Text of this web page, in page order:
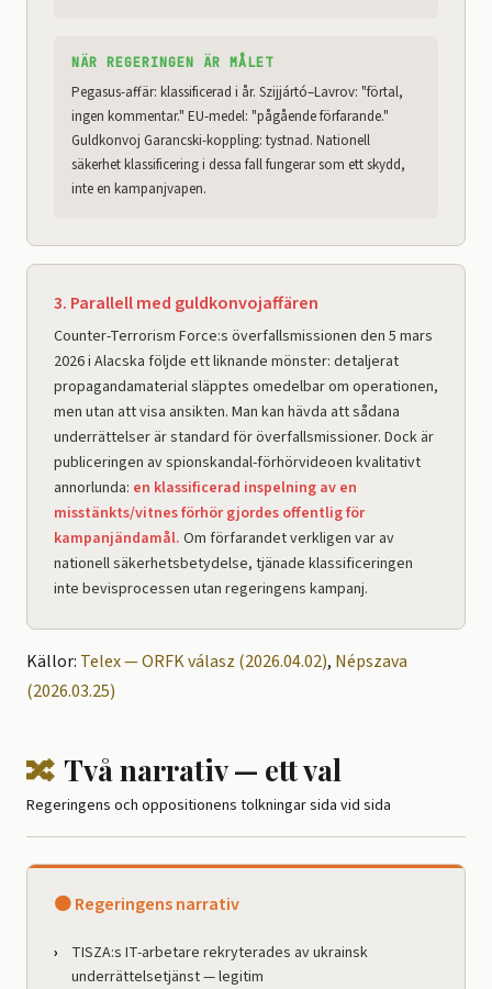
NÄR REGERINGEN ÄR MÅLET
Pegasus-affär: klassificerad i år. Szijjártó–Lavrov: "förtal,
ingen kommentar." EU-medel: "pågående förfarande."
Guldkonvoj Garancski-koppling: tystnad. Nationell
säkerhet klassificering i dessa fall fungerar som ett skydd,
inte en kampanjvapen.
3. Parallell med guldkonvojaffären
Counter-Terrorism Force:s överfallsmissionen den 5 mars
2026 i Alacska följde ett liknande mönster: detaljerat
propagandamaterial släpptes omedelbar om operationen,
men utan att visa ansikten. Man kan hävda att sådana
underrättelser är standard för överfallsmissioner. Dock är
publiceringen av spionskandal-förhörvideoen kvalitativt
annorlunda: en klassificerad inspelning av en
misstänkts/vitnes förhör gjordes offentlig för
kampanjändamål. Om förfarandet verkligen var av
nationell säkerhetsbetydelse, tjänade klassificeringen
inte bevisprocessen utan regeringens kampanj.
Källor: Telex — ORFK válasz (2026.04.02), Népszava
(2026.03.25)
🔀 Två narrativ — ett val
Regeringens och oppositionens tolkningar sida vid sida
🟠 Regeringens narrativ
TISZA:s IT-arbetare rekryterades av ukrainsk
underrättelsetjänst — legitim